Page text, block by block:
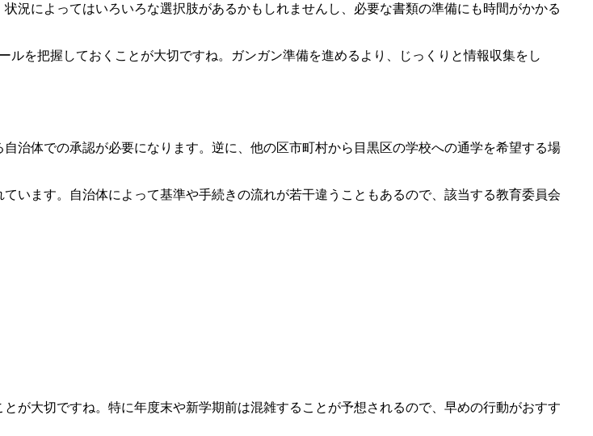
況によってはいろいろな選択肢があるかもしれませんし、必要な書類の準備にも時間がかかる
を把握しておくことが大切ですね。ガンガン準備を進めるより、じっくりと情報収集をし
治体での承認が必要になります。逆に、他の区市町村から目黒区の学校への通学を希望する場
います。自治体によって基準や手続きの流れが若干違うこともあるので、該当する教育委員会
が大切ですね。特に年度末や新学期前は混雑することが予想されるので、早めの行動がおすす